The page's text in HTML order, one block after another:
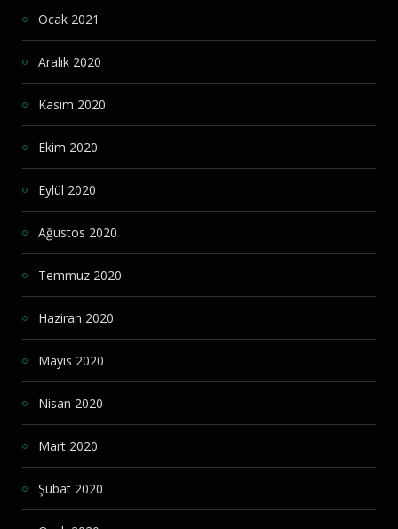
Ocak 2021
Aralık 2020
Kasım 2020
Ekim 2020
Eylül 2020
Ağustos 2020
Temmuz 2020
Haziran 2020
Mayıs 2020
Nisan 2020
Mart 2020
Şubat 2020